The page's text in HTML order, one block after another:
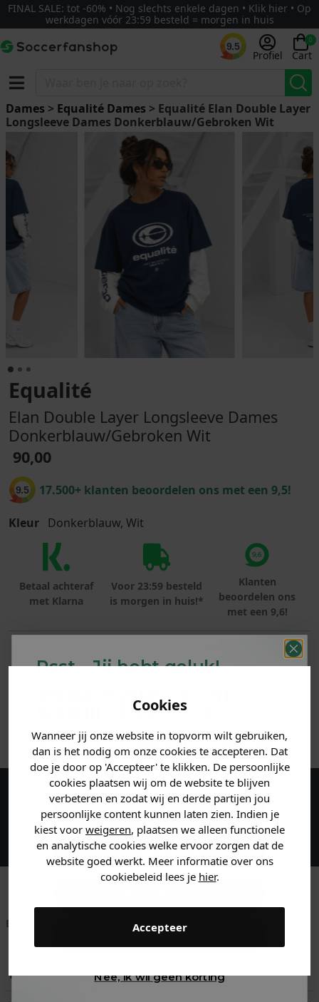
Cookies
Wanneer jij onze website in topvorm wilt gebruiken,
dan is het nodig om onze cookies te accepteren. Dat
doe je door op 'Accepteer' te klikken. De persoonlijke
cookies plaatsen wij om de website te blijven
verbeteren en zodat wij en derde partijen jou
persoonlijke content kunnen laten zien. Indien je
kiest voor weigeren, plaatsen we alleen functionele
en analytische cookies welke ervoor zorgen dat de
website goed werkt. Meer informatie over ons
cookiebeleid lees je hier.
Accepteer
FINAL SALE: tot -60% • Nog slechts enkele dagen • Klik hier • Op
werkdagen vóór 23:59 besteld = morgen in huis
9.5
Profiel
0
Cart
Dames > Equalité Dames > Equalité Elan Double Layer
Longsleeve Dames Donkerblauw/Gebroken Wit
Equalité
Elan Double Layer Longsleeve Dames
Donkerblauw/Gebroken Wit
90,00
9.5 17.500+ klanten beoordelen ons met een 9,5!
Kleur Donkerblauw, Wit
Betaal achteraf
met Klarna
Voor 23:59 besteld
is morgen in huis!*
Klanten
beoordelen ons
met een 9,6!
Maak een account aan en ontvang 5%
korting op je eerste bestelling!
Betaal achteraf met
Voor 23:59 besteld
is morgen in huis!*
Klantenservice
Psst... Jij hebt geluk!
Welke mystery
krijg jij? (Tot-30%
Vertel ons waar je naar op
zoek bent. 👇
Heren kleding
Dames kleding
Gewoon rondkijken
Nee, ik wil geen korting